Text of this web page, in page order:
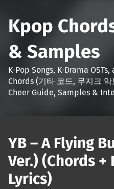
Kpop
& Samples
K-Pop Songs, K-Drama
Chords (기타 코드, 무지크
Cheer Guide, Samples &
YB – A Flying
Ver.) (Chords +
Lyrics)